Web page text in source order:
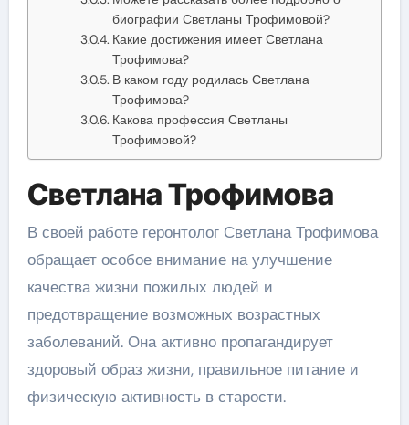
биографии Светланы Трофимовой?
Какие достижения имеет Светлана
Трофимова?
В каком году родилась Светлана
Трофимова?
Какова профессия Светланы
Трофимовой?
Светлана Трофимова
В своей работе геронтолог Светлана Трофимова
обращает особое внимание на улучшение
качества жизни пожилых людей и
предотвращение возможных возрастных
заболеваний. Она активно пропагандирует
здоровый образ жизни, правильное питание и
физическую активность в старости.